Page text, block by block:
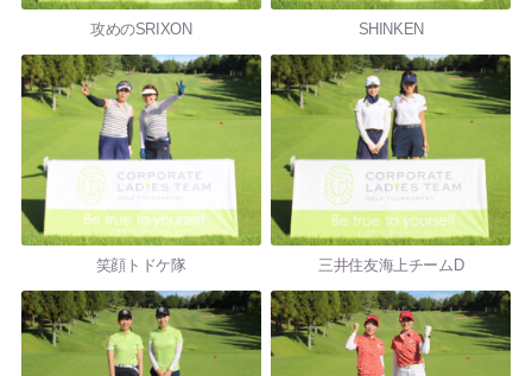
攻めのSRIXON SHINKEN
笑顔トドケ隊 三井住友海上チームD